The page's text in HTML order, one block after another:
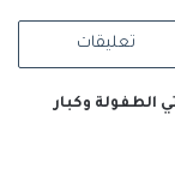
RSS
تعليقات
الطفولة وكبار